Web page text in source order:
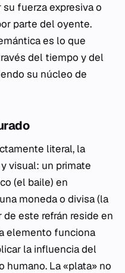
fuerza expresiva o
parte del oyente.
es lo que
del tiempo y del
su núcleo de
literal, la
visual: un primate
(el baile) en
moneda o divisa (la
de este refrán reside en
elemento funciona
la influencia del
La «plata» no